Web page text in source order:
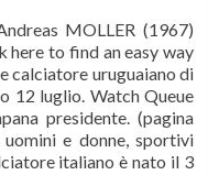
MOLLER (1967)
here to find an easy way
calciatore uruguaiano di
12 luglio. Watch Queue
presidente. (pagina
e donne, sportivi
italiano è nato il 3